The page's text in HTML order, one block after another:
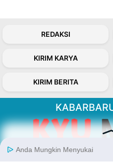
REDAKSI
KIRIM KARYA
KIRIM BERITA